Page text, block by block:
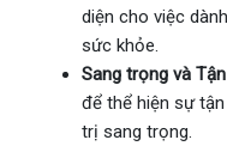
diện cho việc
sức khỏe.
Sang trọng và
để thể hiện sự
trị sang trọng.